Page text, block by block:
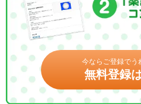
今ならご登録でう
無料登録